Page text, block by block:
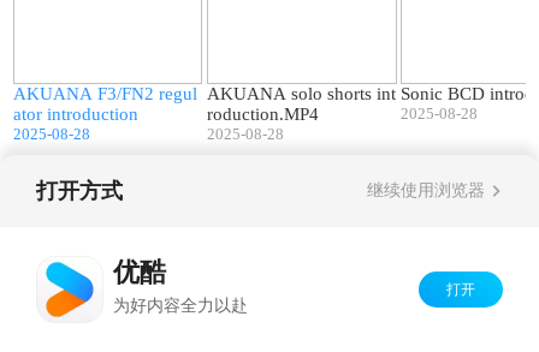
AKUANA F3/FN2 regul
ator introduction
2025-08-28
AKUANA solo shorts int
roduction.MP4
2025-08-28
Sonic BCD
2025-08-28
打开方式 继续使用浏览器
优酷
为好内容全力以赴
打开